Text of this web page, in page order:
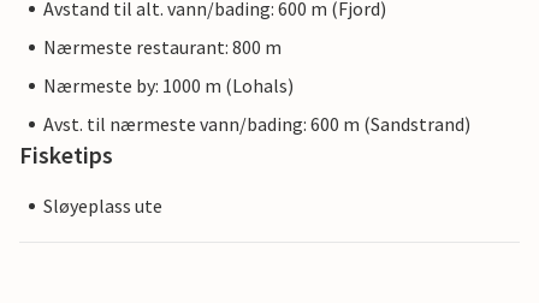
Avstand til alt. vann/bading: 600 m (Fjord)
Nærmeste restaurant: 800 m
Nærmeste by: 1000 m (Lohals)
Avst. til nærmeste vann/bading: 600 m (Sandstrand)
Fisketips
Sløyeplass ute